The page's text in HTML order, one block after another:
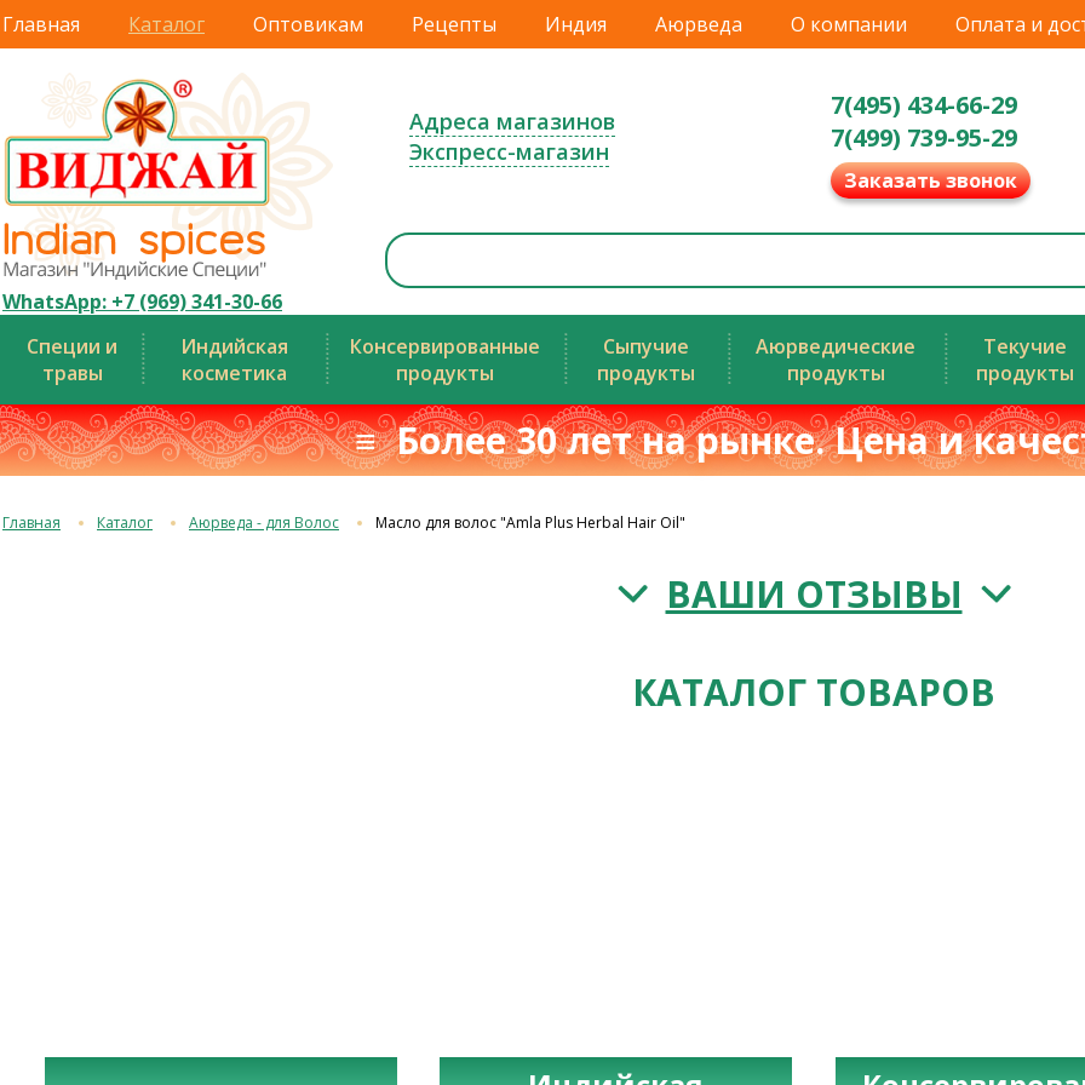
Главная Каталог Оптовикам Рецепты Индия Аюрведа О компании Оплата и
WhatsApp: +7 (969) 341-30-66
Адреса магазинов
Экспресс-магазин
7(495) 434-66-29
7(499) 739-95-29
Заказать звонок
Специи и
травы
Индийская
косметика
Консервированные
продукты
Сыпучие
продукты
Аюрведические
продукты
Текучие
продукты
≡ Более 30 лет на рынке. Цена и
Главная Каталог Аюрведа - для Волос Масло для волос "Amla Plus Herbal Hair Oil"
ВАШИ ОТЗЫВЫ
КАТАЛОГ ТОВАРОВ